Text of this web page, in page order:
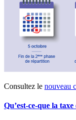
Consultez le nouveau
Qu’est-ce-que la